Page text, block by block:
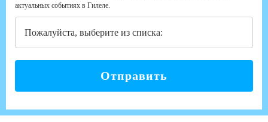
актуальных событиях в Гилеле.
Пожалуйста, выберите из списка:
Отправить